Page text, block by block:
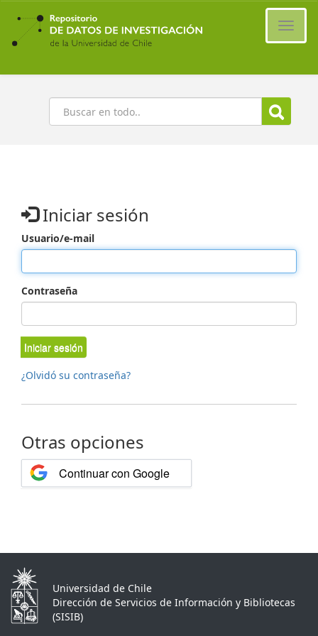
Ir
contenido
principal
Buscar
Iniciar sesión
Usuario/e-mail
Contraseña
Iniciar sesión
¿Olvidó su contraseña?
Otras opciones
Continuar con Google
Universidad de Chile
Dirección de Servicios de Información y Bibliotecas
(SISIB)